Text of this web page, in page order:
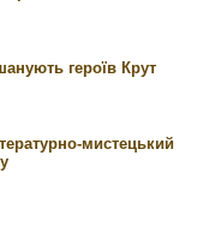
героїв Крут
мистецький